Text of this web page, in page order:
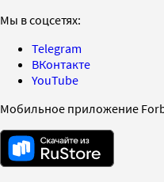
Мы в соцсетях:
Telegram
ВКонтакте
YouTube
Мобильное приложение